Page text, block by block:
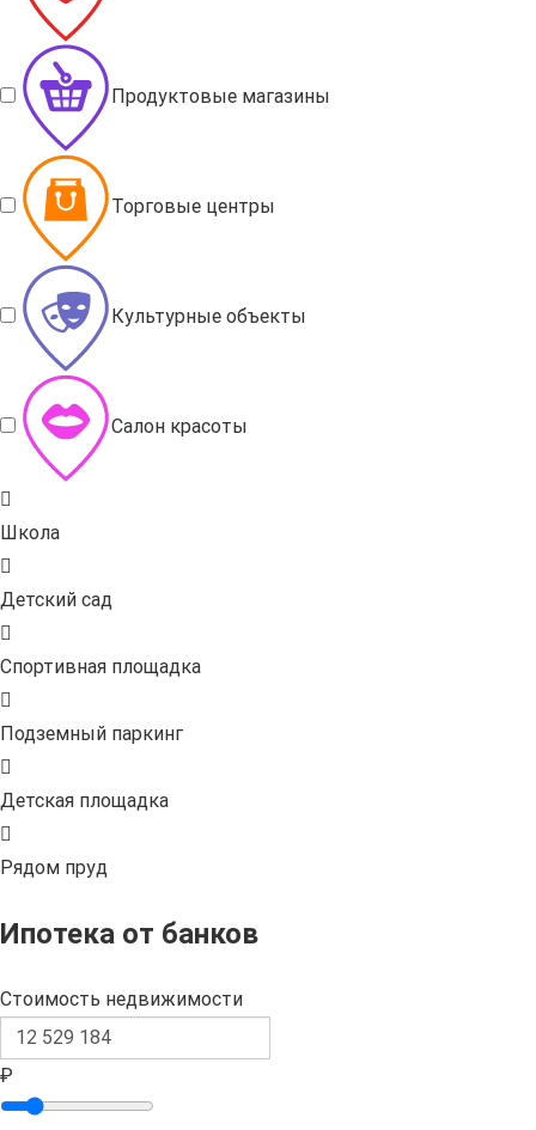
Продуктовые магазины
Торговые центры
Культурные объекты
Салон красоты
Школа
Детский сад
Спортивная площадка
Подземный паркинг
Детская площадка
Рядом пруд
Ипотека от банков
Стоимость недвижимости
₽